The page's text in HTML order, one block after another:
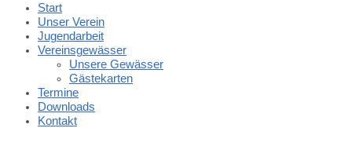
Start
Unser Verein
Jugendarbeit
Vereinsgewässer
Unsere Gewässer
Gästekarten
Termine
Downloads
Kontakt